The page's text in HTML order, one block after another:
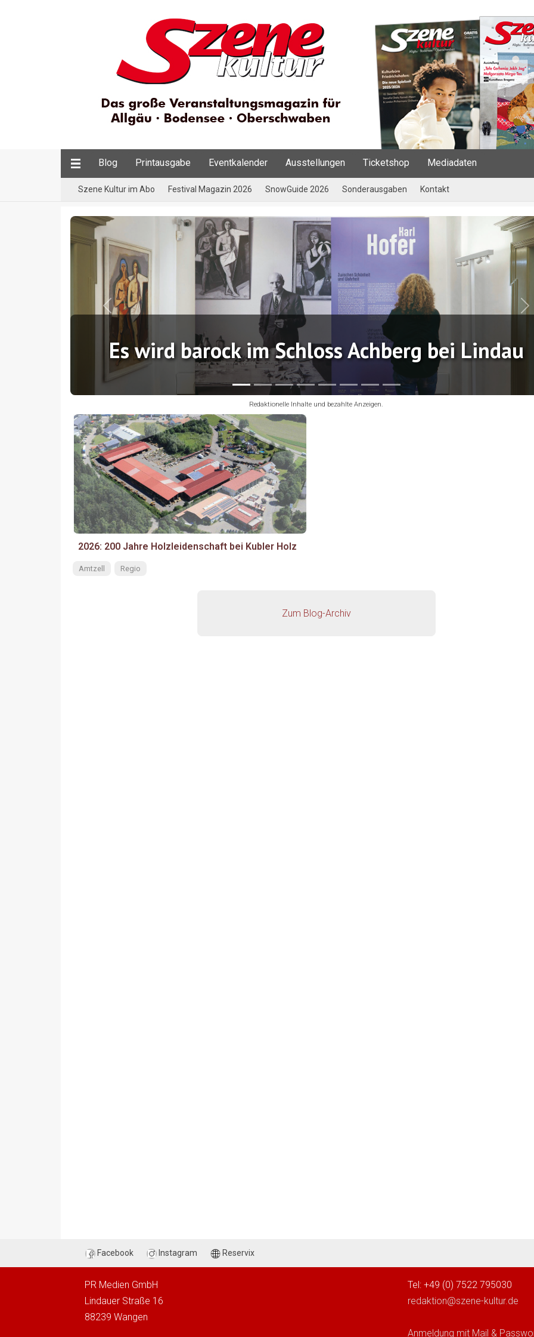
Blog Printausgabe Eventkalender Ausstellungen Ticketshop Mediadaten
Szene Kultur im Abo Festival Magazin 2026 SnowGuide 2026 Sonderausgaben Kontakt
Es wird barock im Schloss Achberg bei Lindau
Previous
Redaktionelle Inhalte und bezahlte Anzeigen.
2026: 200 Jahre Holzleidenschaft bei Kubler Holz
Amtzell Regio
Zum Blog-Archiv
Facebook Instagram Reservix
PR Medien GmbH
Lindauer Straße 16
88239 Wangen
Tel: +49 (0) 7522 795030
redaktion@szene-kultur.de
Anmeldung mit Mail &